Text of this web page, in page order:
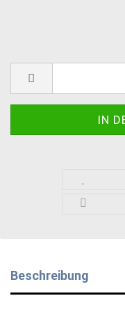
Beschreibung